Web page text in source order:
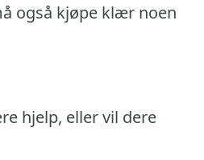
også kjøpe klær noen
hjelp, eller vil dere